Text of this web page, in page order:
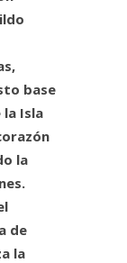
base
la Isla
la
de
la